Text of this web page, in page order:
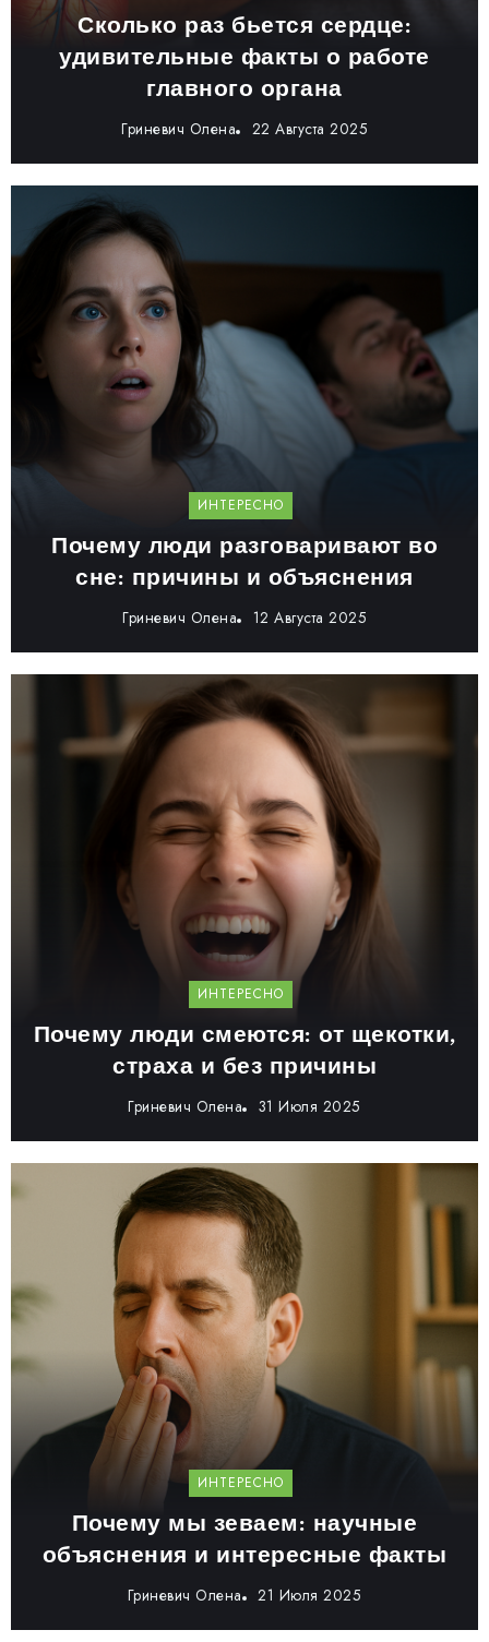
Сколько раз бьется сердце:
удивительные факты о работе
главного органа
Гриневич Олена 22 Августа 2025
ИНТЕРЕСНО
Почему люди разговаривают во
сне: причины и объяснения
Гриневич Олена 12 Августа 2025
ИНТЕРЕСНО
Почему люди смеются: от щекотки,
страха и без причины
Гриневич Олена 31 Июля 2025
ИНТЕРЕСНО
Почему мы зеваем: научные
объяснения и интересные факты
Гриневич Олена 21 Июля 2025